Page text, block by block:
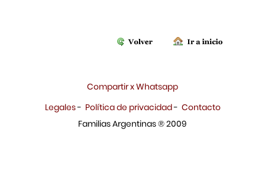
Compartir x Whatsapp
Legales- Política de privacidad- Contacto
Familias Argentinas ® 2009